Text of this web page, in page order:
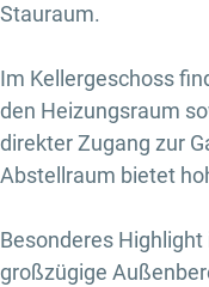
Stauraum.
Im Kellergeschoss
den Heizungsraum
direkter Zugang zur
Abstellraum bietet
Besonderes
großzügige